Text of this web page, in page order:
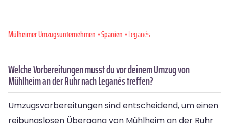
Mülheimer Umzugsunternehmen»Spanien» Leganés
Welche Vorbereitungen musst du vor deinem Umzug von
Mühlheim an der Ruhr nach Leganés treffen?
Umzugsvorbereitungen sind entscheidend, um einen
reibungslosen Übergang von Mühlheim an der Ruhr